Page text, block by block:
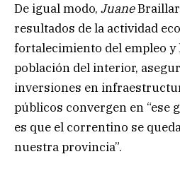
De igual modo, Juane
resultados de la actividad
fortalecimiento del empleo y
población del interior,
inversiones en
públicos convergen en “ese
es que el correntino se
nuestra provincia”.